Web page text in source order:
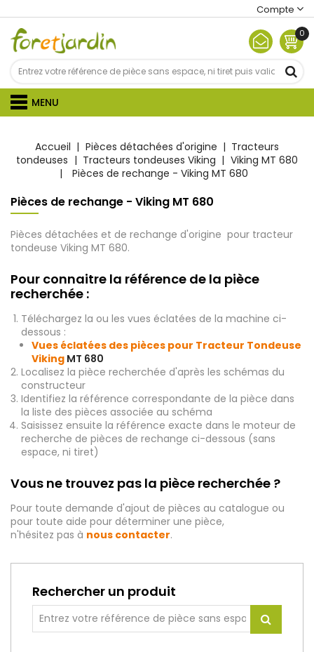
Compte
0
MENU
Accueil Pièces détachées d'origine
Tracteurs
tondeuses
Tracteurs tondeuses Viking
Viking MT 680
Pièces de rechange - Viking MT 680
Pièces de rechange - Viking MT 680
Pièces détachées et de rechange d'origine pour tracteur
tondeuse Viking MT 680.
Pour connaitre la référence de la pièce
recherchée :
Téléchargez la ou les vues éclatées de la machine ci-
dessous :
Vues éclatées des pièces pour Tracteur Tondeuse
Viking MT 680
Localisez la pièce recherchée d'après les schémas du
constructeur
Identifiez la référence correspondante de la pièce dans
la liste des pièces associée au schéma
Saisissez ensuite la référence exacte dans le moteur de
recherche de pièces de rechange ci-dessous (sans
espace, ni tiret)
Vous ne trouvez pas la pièce recherchée ?
Pour toute demande d'ajout de pièces au catalogue ou
pour toute aide pour déterminer une pièce,
n'hésitez pas à nous contacter.
Rechercher un produit